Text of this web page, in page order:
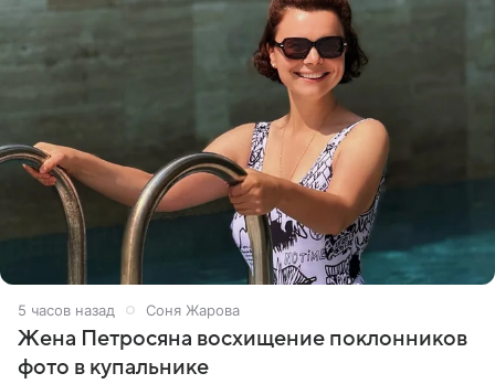
5 часов назад Соня Жарова
Жена Петросяна восхищение поклонников
фото в купальнике